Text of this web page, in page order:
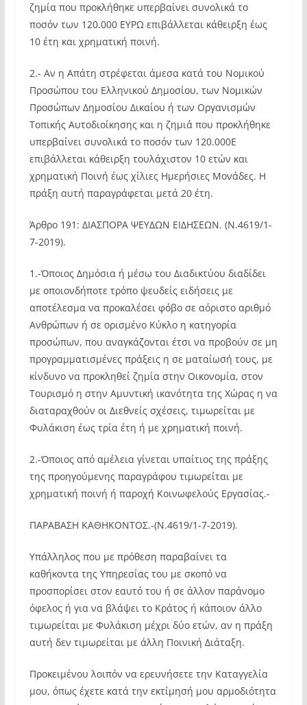
ζημία που προκλήθηκε υπερβαίνει συνολικά το
ποσόν των 120.000 ΕΥΡΩ επιβάλλεται κάθειρξη έως
10 έτη και χρηματική ποινή.
2.- Αν η Απάτη στρέφεται άμεσα κατά του Νομικού
Προσώπου του Ελληνικού Δημοσίου, των Νομικών
Προσώπων Δημοσίου Δικαίου ή των Οργανισμών
Τοπικής Αυτοδιοίκησης και η ζημιά που προκλήθηκε
υπερβαίνει συνολικά το ποσόν των 120.000Ε
επιβάλλεται κάθειρξη τουλάχιστον 10 ετών και
χρηματική Ποινή έως χίλιες Ημερήσιες Μονάδες. Η
πράξη αυτή παραγράφεται μετά 20 έτη.
Άρθρο 191: ΔΙΑΣΠΟΡΑ ΨΕΥΔΩΝ ΕΙΔΗΣΕΩΝ. (Ν.4619/1-
7-2019).
1.-Όποιος Δημόσια ή μέσω του Διαδικτύου διαδίδει
με οποιονδήποτε τρόπο ψευδείς ειδήσεις με
αποτέλεσμα να προκαλέσει φόβο σε αόριστο αριθμό
Ανθρώπων ή σε ορισμένο Κύκλο η κατηγορία
προσώπων, που αναγκάζονται έτσι να προβούν σε μη
προγραμματισμένες πράξεις η σε ματαίωσή τους, με
κίνδυνο να προκληθεί ζημία στην Οικονομία, στον
Τουρισμό η στην Αμυντική ικανότητα της Χώρας η να
διαταραχθούν οι Διεθνείς σχέσεις, τιμωρείται με
Φυλάκιση έως τρία έτη ή με χρηματική ποινή.
2.-Όποιος από αμέλεια γίνεται υπαίτιος της πράξης
της προηγούμενης παραγράφου τιμωρείται με
χρηματική ποινή ή παροχή Κοινωφελούς Εργασίας.-
ΠΑΡΑΒΑΣΗ ΚΑΘΗΚΟΝΤΟΣ.-(Ν.4619/1-7-2019).
Υπάλληλος που με πρόθεση παραβαίνει τα
καθήκοντα της Υπηρεσίας του με σκοπό να
προσπορίσει στον εαυτό του ή σε άλλον παράνομο
όφελος ή για να βλάψει το Κράτος ή κάποιον άλλο
τιμωρείται με Φυλάκιση μέχρι δύο ετών, αν η πράξη
αυτή δεν τιμωρείται με άλλη Ποινική Διάταξη.
Προκειμένου λοιπόν να ερευνήσετε την Καταγγελία
μου, όπως έχετε κατά την εκτίμησή μου αρμοδιότητα